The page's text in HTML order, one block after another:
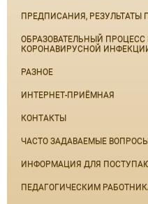
ПРЕДПИСАНИЯ, РЕЗУЛЬТАТЫ
ОБРАЗОВАТЕЛЬНЫЙ
КОРОНАВИРУСНОЙ ИНФЕКЦИИ
РАЗНОЕ
ИНТЕРНЕТ-ПРИЁМНАЯ
КОНТАКТЫ
ЧАСТО ЗАДАВАЕМЫЕ
ИНФОРМАЦИЯ ДЛЯ
ПЕДАГОГИЧЕСКИМ